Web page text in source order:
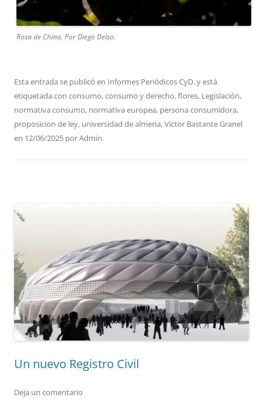
Rosa de China. Por Diego Delso.
Esta entrada se publicó en Informes Periódicos CyD.y está
etiquetada con consumo,consumo y derecho,flores, Legislación,
normativa consumo, normativa europea, persona consumidora,
proposicion de ley, universidad de almeria,Víctor Bastante Granel
en 12/06/2025 porAdmin.
Un nuevo Registro Civil
Deja un comentario